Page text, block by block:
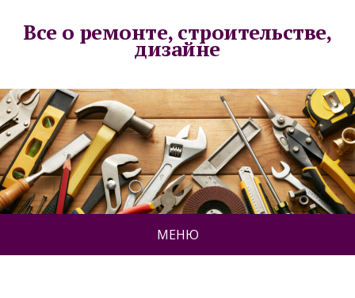
Все о ремонте, строительстве,
дизайне
МЕНЮ